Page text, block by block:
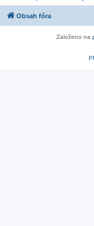
Obsah fóra
Založeno na